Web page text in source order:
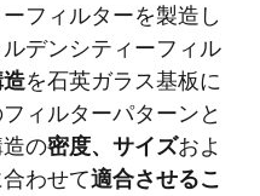
フィルターを製造し
デンシティーフィル
を石英ガラス基板に
ィルターパターンと
の密度、サイズおよ
わせて適合させるこ